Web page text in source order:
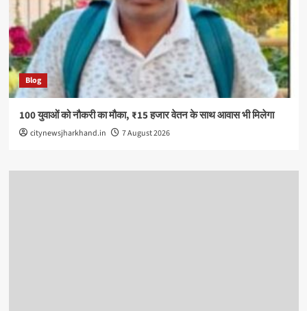
Blog
100 युवाओं को नौकरी का मौका, ₹15 हजार वेतन के साथ आवास भी मिलेगा
citynewsjharkhand.in 7 August 2026